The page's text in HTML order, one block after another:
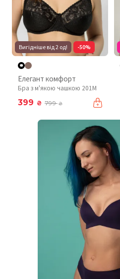
Вигідніше від 2 од! -50%
Елегант комфорт
Бра з м'якою чашкою 201М
399 ₴ 799₴